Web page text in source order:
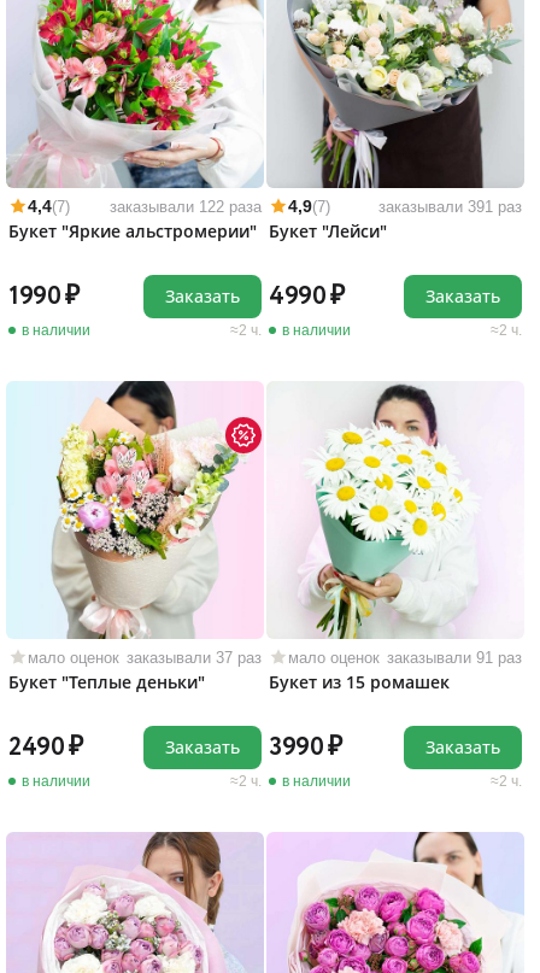
4,4(7) заказывали 122 раза
Букет "Яркие альстромерии"
1990
в наличии 2 ч.
Заказать
4,9(7) заказывали 391 раз
Букет "Лейси"
4990
в наличии 2 ч.
Заказать
мало оценок заказывали 37 раз
Букет "Теплые деньки"
2490
в наличии 2 ч.
Заказать
мало оценок заказывали 91 раз
Букет из 15 ромашек
3990
в наличии 2 ч.
Заказать